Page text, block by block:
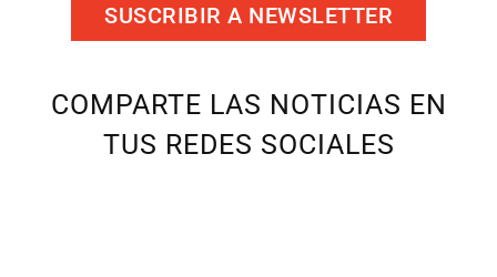
SUSCRIBIR A NEWSLETTER
COMPARTE LAS NOTICIAS EN
TUS REDES SOCIALES